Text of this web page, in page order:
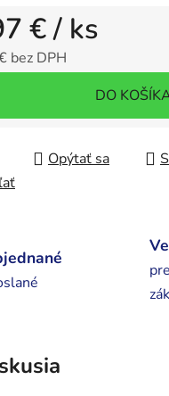
€/ ks
bez DPH
DO
Opýtať sa